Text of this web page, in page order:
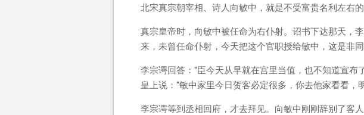
北宋真宗朝宰相、诗人向敏中，就是不受富贵名利左右的
真宗皇帝时，向敏中被任命为右仆射。诏书下达那天，
来，未曾任命仆射，今天把这个官职授给敏中，这是非
李宗谔回答：“臣今天从早就在宫里当值，也不知道宣布
皇上说：“敏中家里今日贺客必定很多，你去他家看看，
李宗谔等到丞相回府，才去拜见。向敏中刚刚辞别了客